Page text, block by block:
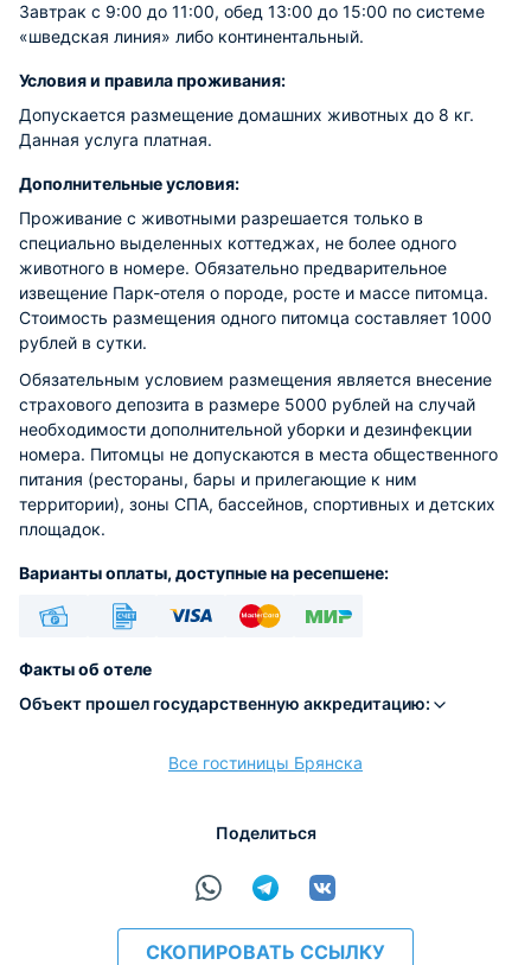
Завтрак c 9:00 до 11:00, обед 13:00 до 15:00 по системе
«шведская линия» либо континентальный.
Условия и правила проживания:
Допускается размещение домашних животных до 8 кг.
Данная услуга платная.
Дополнительные условия:
Проживание с животными разрешается только в
специально выделенных коттеджах, не более одного
животного в номере. Обязательно предварительное
извещение Парк-отеля о породе, росте и массе питомца.
Стоимость размещения одного питомца составляет 1000
рублей в сутки.
Обязательным условием размещения является внесение
страхового депозита в размере 5000 рублей на случай
необходимости дополнительной уборки и дезинфекции
номера. Питомцы не допускаются в места общественного
питания (рестораны, бары и прилегающие к ним
территории), зоны СПА, бассейнов, спортивных и детских
площадок.
Варианты оплаты, доступные на ресепшене:
Факты об отеле
Объект прошел государственную аккредитацию:
Все гостиницы Брянска
Поделиться
СКОПИРОВАТЬ ССЫЛКУ